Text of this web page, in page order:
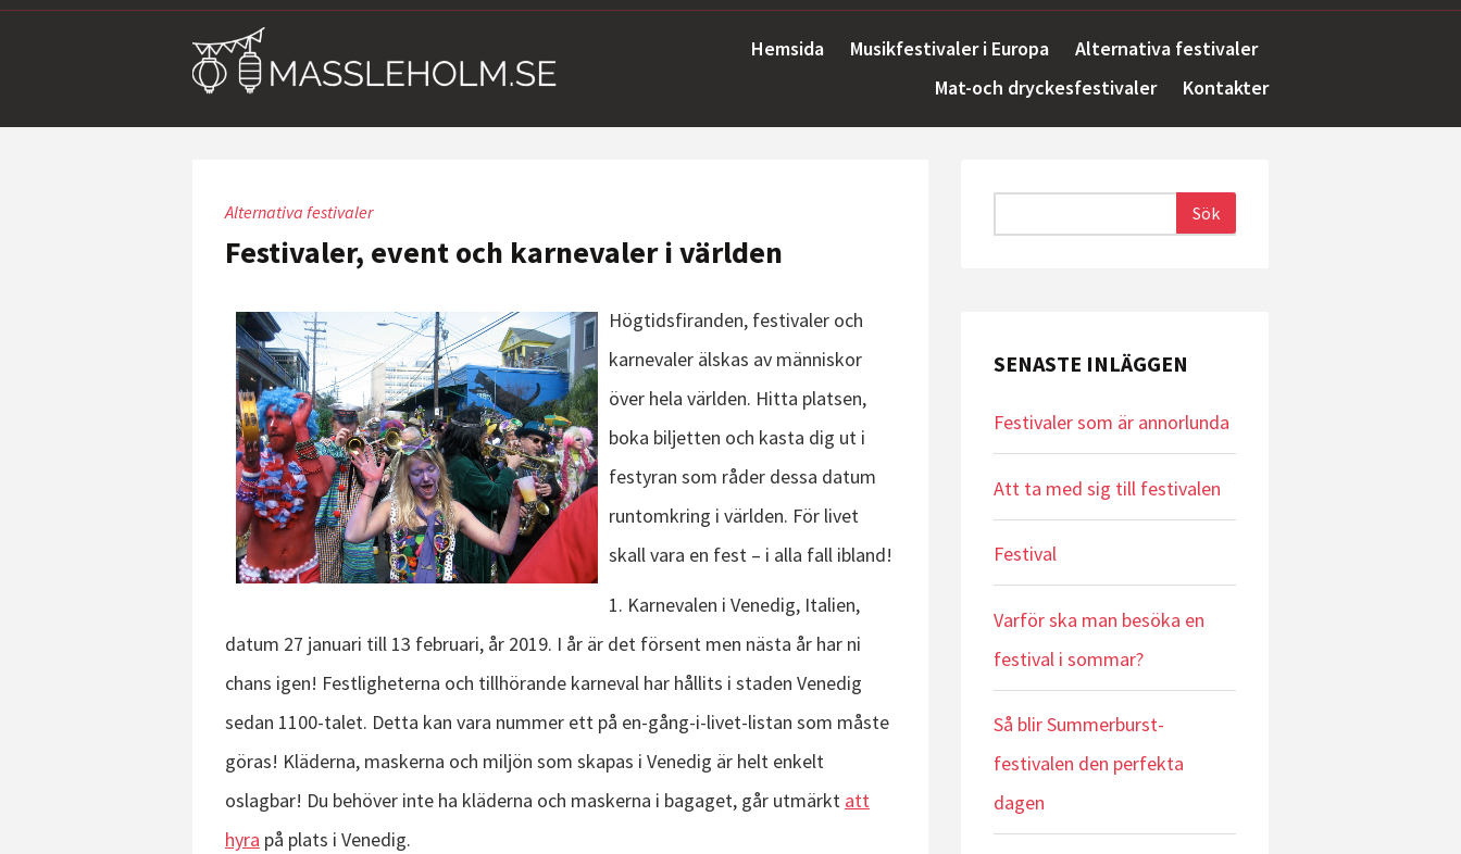
Hemsida Musikfestivaler i Europa
Alternativa festivaler
Mat-och dryckesfestivaler
Kontakter
Alternativa festivaler
Festivaler, event och karnevaler i världen
Högtidsfiranden, festivaler och
karnevaler älskas av människor
över hela världen. Hitta platsen,
boka biljetten och kasta dig ut i
festyran som råder dessa datum
runtomkring i världen. För livet
skall vara en fest – i alla fall ibland!
1. Karnevalen i Venedig, Italien,
datum 27 januari till 13 februari, år 2019. I år är det försent men nästa år har ni
chans igen! Festligheterna och tillhörande karneval har hållits i staden Venedig
sedan 1100-talet. Detta kan vara nummer ett på en-gång-i-livet-listan som måste
göras! Kläderna, maskerna och miljön som skapas i Venedig är helt enkelt
oslagbar! Du behöver inte ha kläderna och maskerna i bagaget, går utmärkt att
hyra på plats i Venedig.
SENASTE INLÄGGEN
Festivaler som är annorlunda
Att ta med sig till festivalen
Festival
Varför ska man besöka en
festival i sommar?
Så blir Summerburst-
festivalen den perfekta
dagen